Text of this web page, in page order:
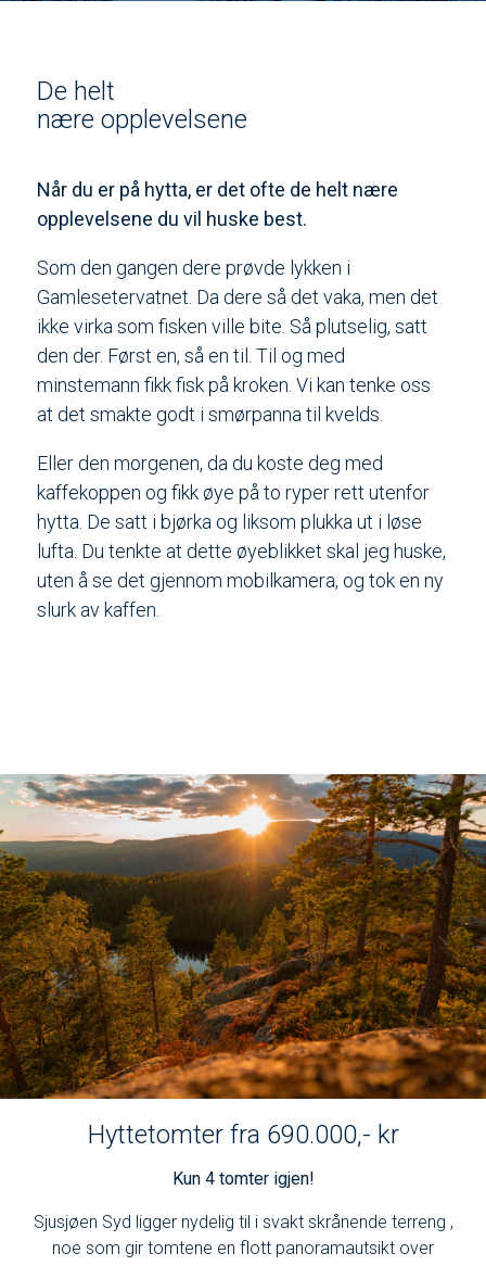
De helt
nære opplevelsene
Når du er på hytta, er det ofte de helt nære
opplevelsene du vil huske best.
Som den gangen dere prøvde lykken i
Gamlesetervatnet. Da dere så det vaka, men det
ikke virka som fisken ville bite. Så plutselig, satt
den der. Først en, så en til. Til og med
minstemann fikk fisk på kroken. Vi kan tenke oss
at det smakte godt i smørpanna til kvelds.
Eller den morgenen, da du koste deg med
kaffekoppen og fikk øye på to ryper rett utenfor
hytta. De satt i bjørka og liksom plukka ut i løse
lufta. Du tenkte at dette øyeblikket skal jeg huske,
uten å se det gjennom mobilkamera, og tok en ny
slurk av kaffen.
Hyttetomter fra 690.000,- kr
Kun 4 tomter igjen!
Sjusjøen Syd ligger nydelig til i svakt skrånende terreng ,
noe som gir tomtene en flott panoramautsikt over